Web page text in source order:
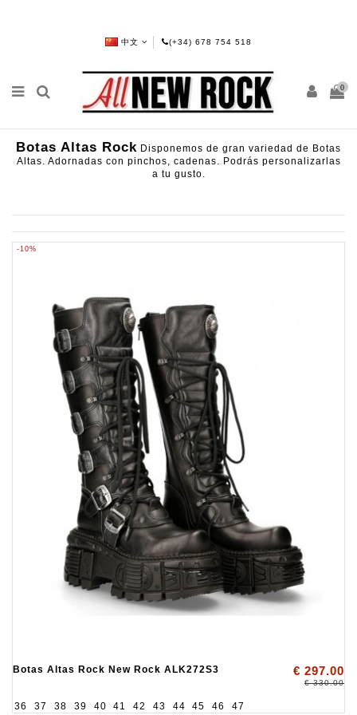
中文 (+34) 678 754 518
0
Botas Altas Rock Disponemos de gran variedad de Botas
Altas. Adornadas con pinchos, cadenas. Podrás personalizarlas
a tu gusto.
-10%
Botas Altas Rock New Rock ALK272S3 € 297.00
€ 330.00
36 37 38 39 40 41 42 43 44 45 46 47